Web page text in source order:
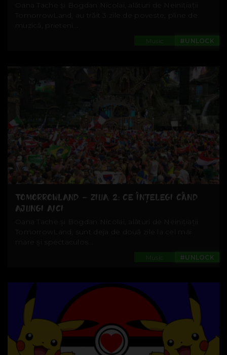
Oana Tache și Bogdan Nicolai, alături de Neinițiații
TomorrowLand, au trăit 3 zile de poveste, pline de
muzică, prieteni...
#UNLOCK
Music
TOMORROWLAND – ZIUA 2: CE ÎNȚELEGI CÂND
AJUNGI AICI
Oana Tache și Bogdan Nicolai, alături de Neinițiații
TomorrowLand, sunt deja de două zile la cel mai
mare și spectaculos...
#UNLOCK
Music